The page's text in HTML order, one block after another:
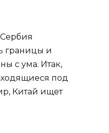
границы и
с ума. Итак,
под
Китай ищет